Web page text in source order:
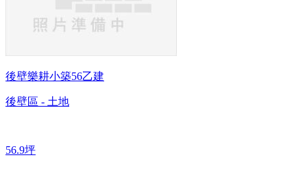
後壁樂耕小築56乙建
後壁區 - 土地
56.9坪